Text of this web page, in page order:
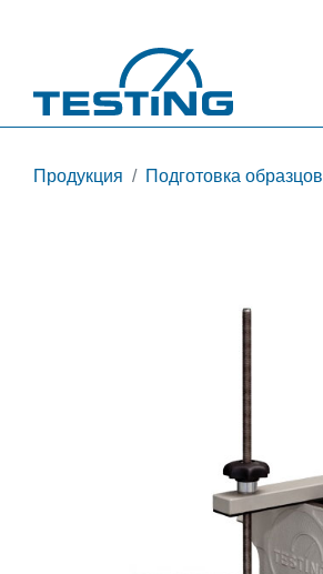
Продукция Подготовка образцов